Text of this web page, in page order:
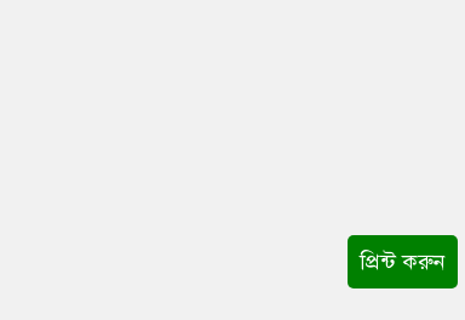
প্রিন্ট করুন